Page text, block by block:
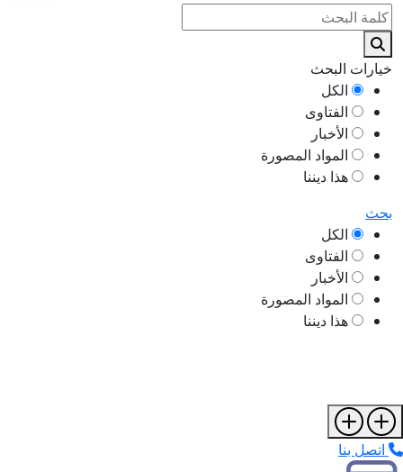
خيارات البحث
الكل
الفتاوى
الأخبار
المواد المصورة
هذا ديننا
بحث
الكل
الفتاوى
الأخبار
المواد المصورة
هذا ديننا
اتصل بنا